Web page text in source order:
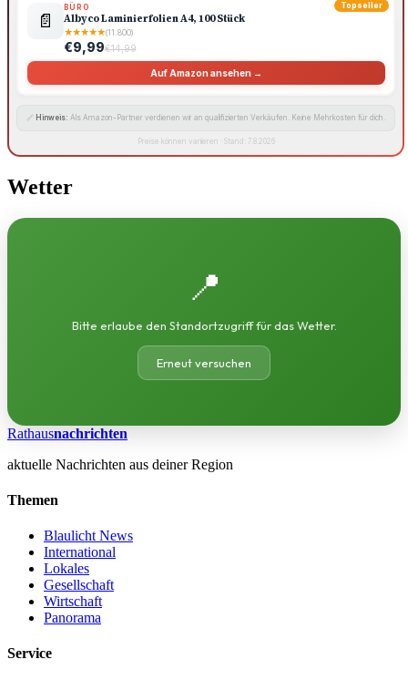
Topseller
📄
BÜRO
Albyco Laminierfolien A4, 100 Stück
★★★★★(11.800)
€9,99€14,99
Auf Amazon ansehen →
🔗 Hinweis: Als Amazon-Partner verdienen wir an qualifizierten Verkäufen. Keine Mehrkosten für dich.
Preise können variieren · Stand: 7.8.2026
Wetter
📍
Bitte erlaube den Standortzugriff für das Wetter.
Erneut versuchen
Rathausnachrichten
aktuelle Nachrichten aus deiner Region
Themen
Blaulicht News
International
Lokales
Gesellschaft
Wirtschaft
Panorama
Service